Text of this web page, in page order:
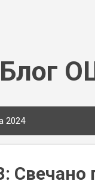
Блог
2024